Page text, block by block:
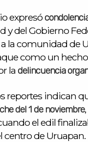
expresó
y del Gobierno
la comunidad de
como un hecho
la delincuencia
reportes indican
del 1 de noviembre
el edil
centro de